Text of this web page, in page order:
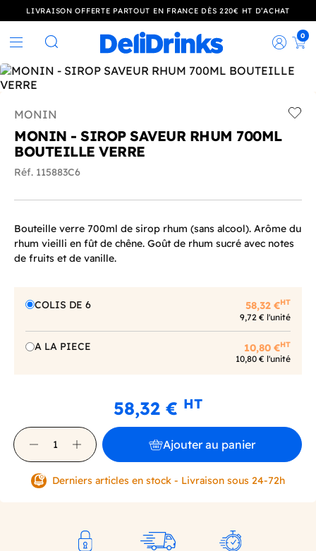
LIVRAISON OFFERTE PARTOUT EN FRANCE DÈS 220€ HT D’ACHAT
Rechercher
0
MONIN
MONIN - SIROP SAVEUR RHUM 700ML
BOUTEILLE VERRE
Réf. 115883C6
Bouteille verre 700ml de sirop rhum (sans alcool). Arôme du
rhum vieilli en fût de chêne. Goût de rhum sucré avec notes
de fruits et de vanille.
COLIS DE 6 58,32 €HT
9,72 € l'unité
A LA PIECE 10,80 €HT
10,80 € l'unité
58,32 € HT
Ajouter au panier
Derniers articles en stock - Livraison sous 24-72h